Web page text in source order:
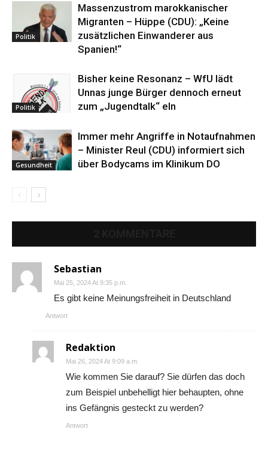
Politik
Massenzustrom marokkanischer
Migranten – Hüppe (CDU): „Keine
zusätzlichen Einwanderer aus
Spanien!“
Politik
Bisher keine Resonanz – WfU lädt
Unnas junge Bürger dennoch erneut
zum „Jugendtalk“ eln
Gesundheit
Immer mehr Angriffe in Notaufnahmen
– Minister Reul (CDU) informiert sich
über Bodycams im Klinikum DO
Sebastian
Mai 25, 2024 At 9:35 p.m.
Es gibt keine Meinungsfreiheit in Deutschland
Antwort
Redaktion
Mai 26, 2024 At 9:09 a.m.
Wie kommen Sie darauf? Sie dürfen das doch
zum Beispiel unbehelligt hier behaupten, ohne
ins Gefängnis gesteckt zu werden?
Antwort